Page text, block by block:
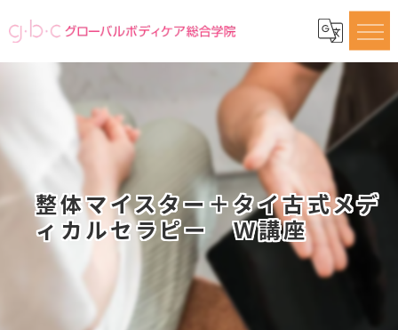
整体マイスター＋タイ古式メデ
ィカルセラピー Ｗ講座